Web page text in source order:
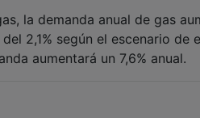
la demanda anual de gas
2,1% según el escenario
aumentará un 7,6% anual.